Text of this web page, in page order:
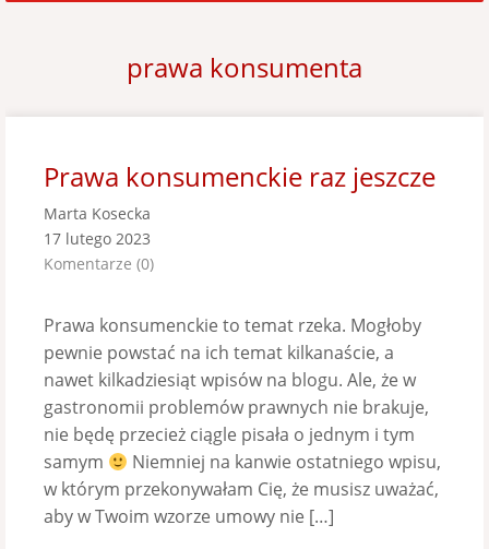
prawa konsumenta
Prawa konsumenckie raz jeszcze
Marta Kosecka
17 lutego 2023
Komentarze (0)
Prawa konsumenckie to temat rzeka. Mogłoby
pewnie powstać na ich temat kilkanaście, a
nawet kilkadziesiąt wpisów na blogu. Ale, że w
gastronomii problemów prawnych nie brakuje,
nie będę przecież ciągle pisała o jednym i tym
samym
Niemniej na kanwie ostatniego wpisu,
w którym przekonywałam Cię, że musisz uważać,
aby w Twoim wzorze umowy nie […]